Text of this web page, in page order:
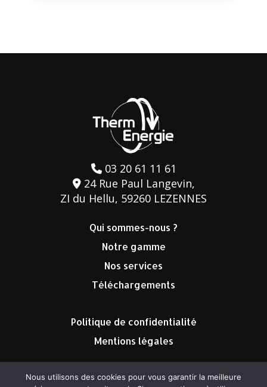
03 20 61 11 61
24 Rue Paul Langevin,
ZI du Hellu, 59260 LEZENNES
Qui sommes-nous ?
Notre gamme
Nos services
Téléchargements
Politique de confidentialité
Mentions légales
Nous utilisons des cookies pour vous garantir la meilleure